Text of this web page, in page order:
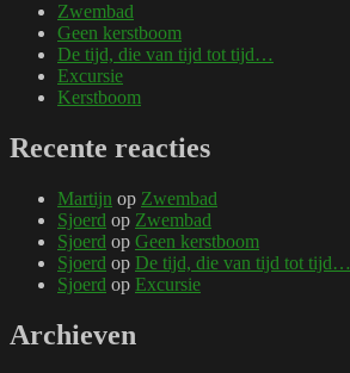
Zwembad
Geen kerstboom
De tijd, die van tijd tot tijd…
Excursie
Kerstboom
Recente reacties
Martijn op Zwembad
Sjoerd op Zwembad
Sjoerd op Geen kerstboom
Sjoerd op De tijd, die van tijd tot tijd…
Sjoerd op Excursie
Archieven